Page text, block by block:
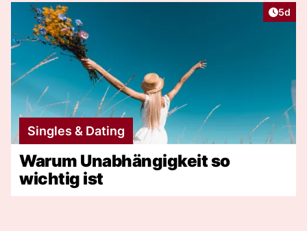
5d
Singles & Dating
Warum Unabhängigkeit so
wichtig ist